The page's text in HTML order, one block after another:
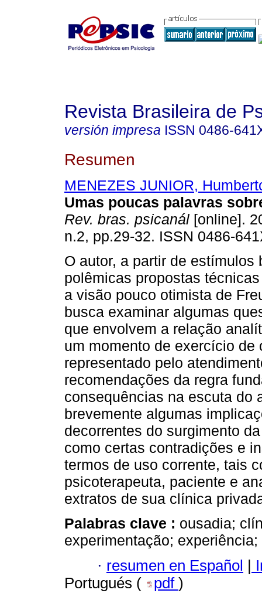
Revista Brasileira de
versión impresa ISSN 0486-
Resumen
MENEZES JUNIOR,
Umas poucas palavras
Rev. bras. psicanál [online].
n.2, pp.29-32. ISSN 0486-
O autor, a partir de estímulos
polêmicas propostas
a visão pouco otimista de
busca examinar algumas
que envolvem a relação
um momento de exercício de
representado pelo
recomendações da regra
consequências na escuta do
brevemente algumas
decorrentes do surgimento
como certas contradições e
termos de uso corrente, tais
psicoterapeuta, paciente e
extratos de sua clínica
Palabras clave : ousadia;
experimentação; experiência;
· resumen en Español |
Portugués (
pdf )